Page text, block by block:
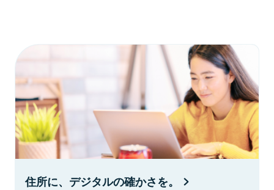
住所に、デジタルの確かさを。